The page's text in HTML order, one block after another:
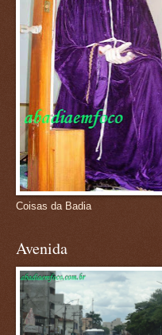
Coisas da Badia
Avenida